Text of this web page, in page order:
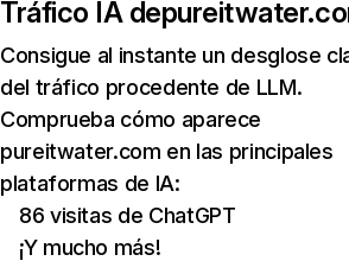
Tráfico IA de
Consigue al instante un desglose
del tráfico procedente de LLM.
Comprueba cómo aparece
pureitwater.com en las principales
plataformas de IA:
86 visitas de ChatGPT
¡Y mucho más!